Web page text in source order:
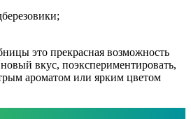
это прекрасная возможность
вкус, поэкспериментировать,
ароматом или ярким цветом